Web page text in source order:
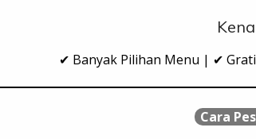
✔ Banyak Pilihan Menu | ✔
Cara